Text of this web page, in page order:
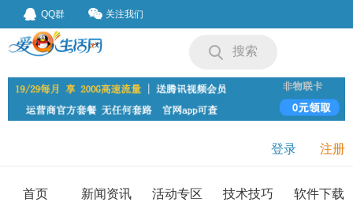
QQ群 关注我们
搜索
登录 注册
首页 新闻资讯 活动专区 技术技巧 软件下载